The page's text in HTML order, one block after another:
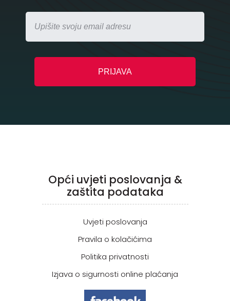
Opći uvjeti poslovanja &
zaštita podataka
Uvjeti poslovanja
Pravila o kolačićima
Politika privatnosti
Izjava o sigurnosti online plaćanja